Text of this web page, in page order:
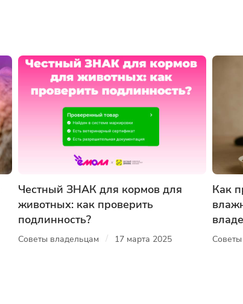
Честный ЗНАК для кормов для
животных: как проверить
подлинность?
Советы владельцам / 17 марта 2025
Как